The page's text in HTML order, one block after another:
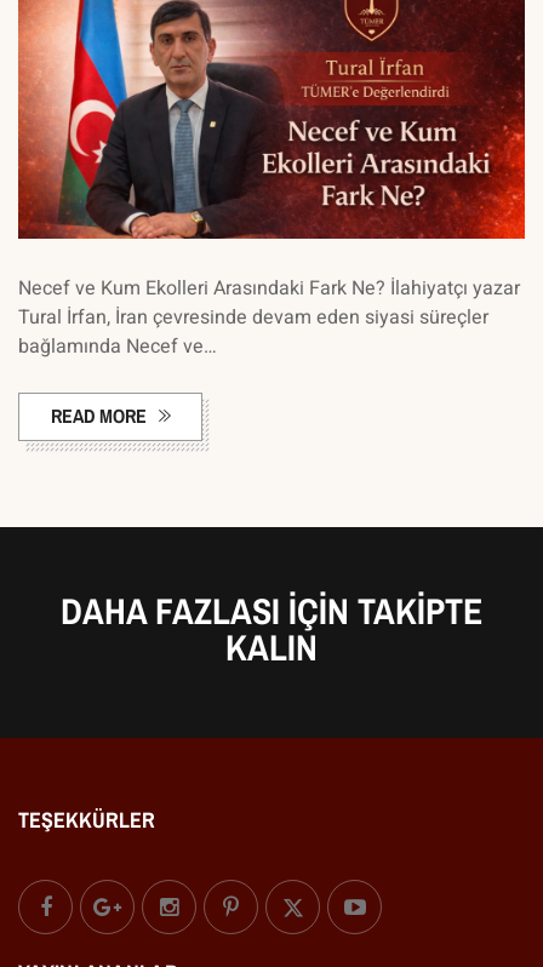
Necef ve Kum Ekolleri Arasındaki Fark Ne? İlahiyatçı yazar
Tural İrfan, İran çevresinde devam eden siyasi süreçler
bağlamında Necef ve…
READ MORE
DAHA FAZLASI IÇIN TAKIPTE
KALIN
TEŞEKKÜRLER